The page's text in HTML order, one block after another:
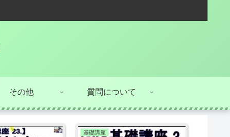
その他 質問について
基礎講座